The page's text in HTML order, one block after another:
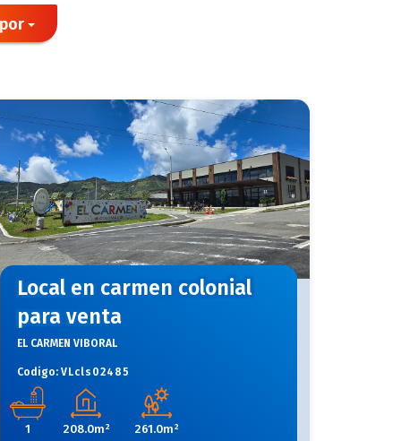
Local en carmen colonial
para venta
EL CARMEN VIBORAL
Codigo:VLcls02485
1 208.0m² 261.0m²